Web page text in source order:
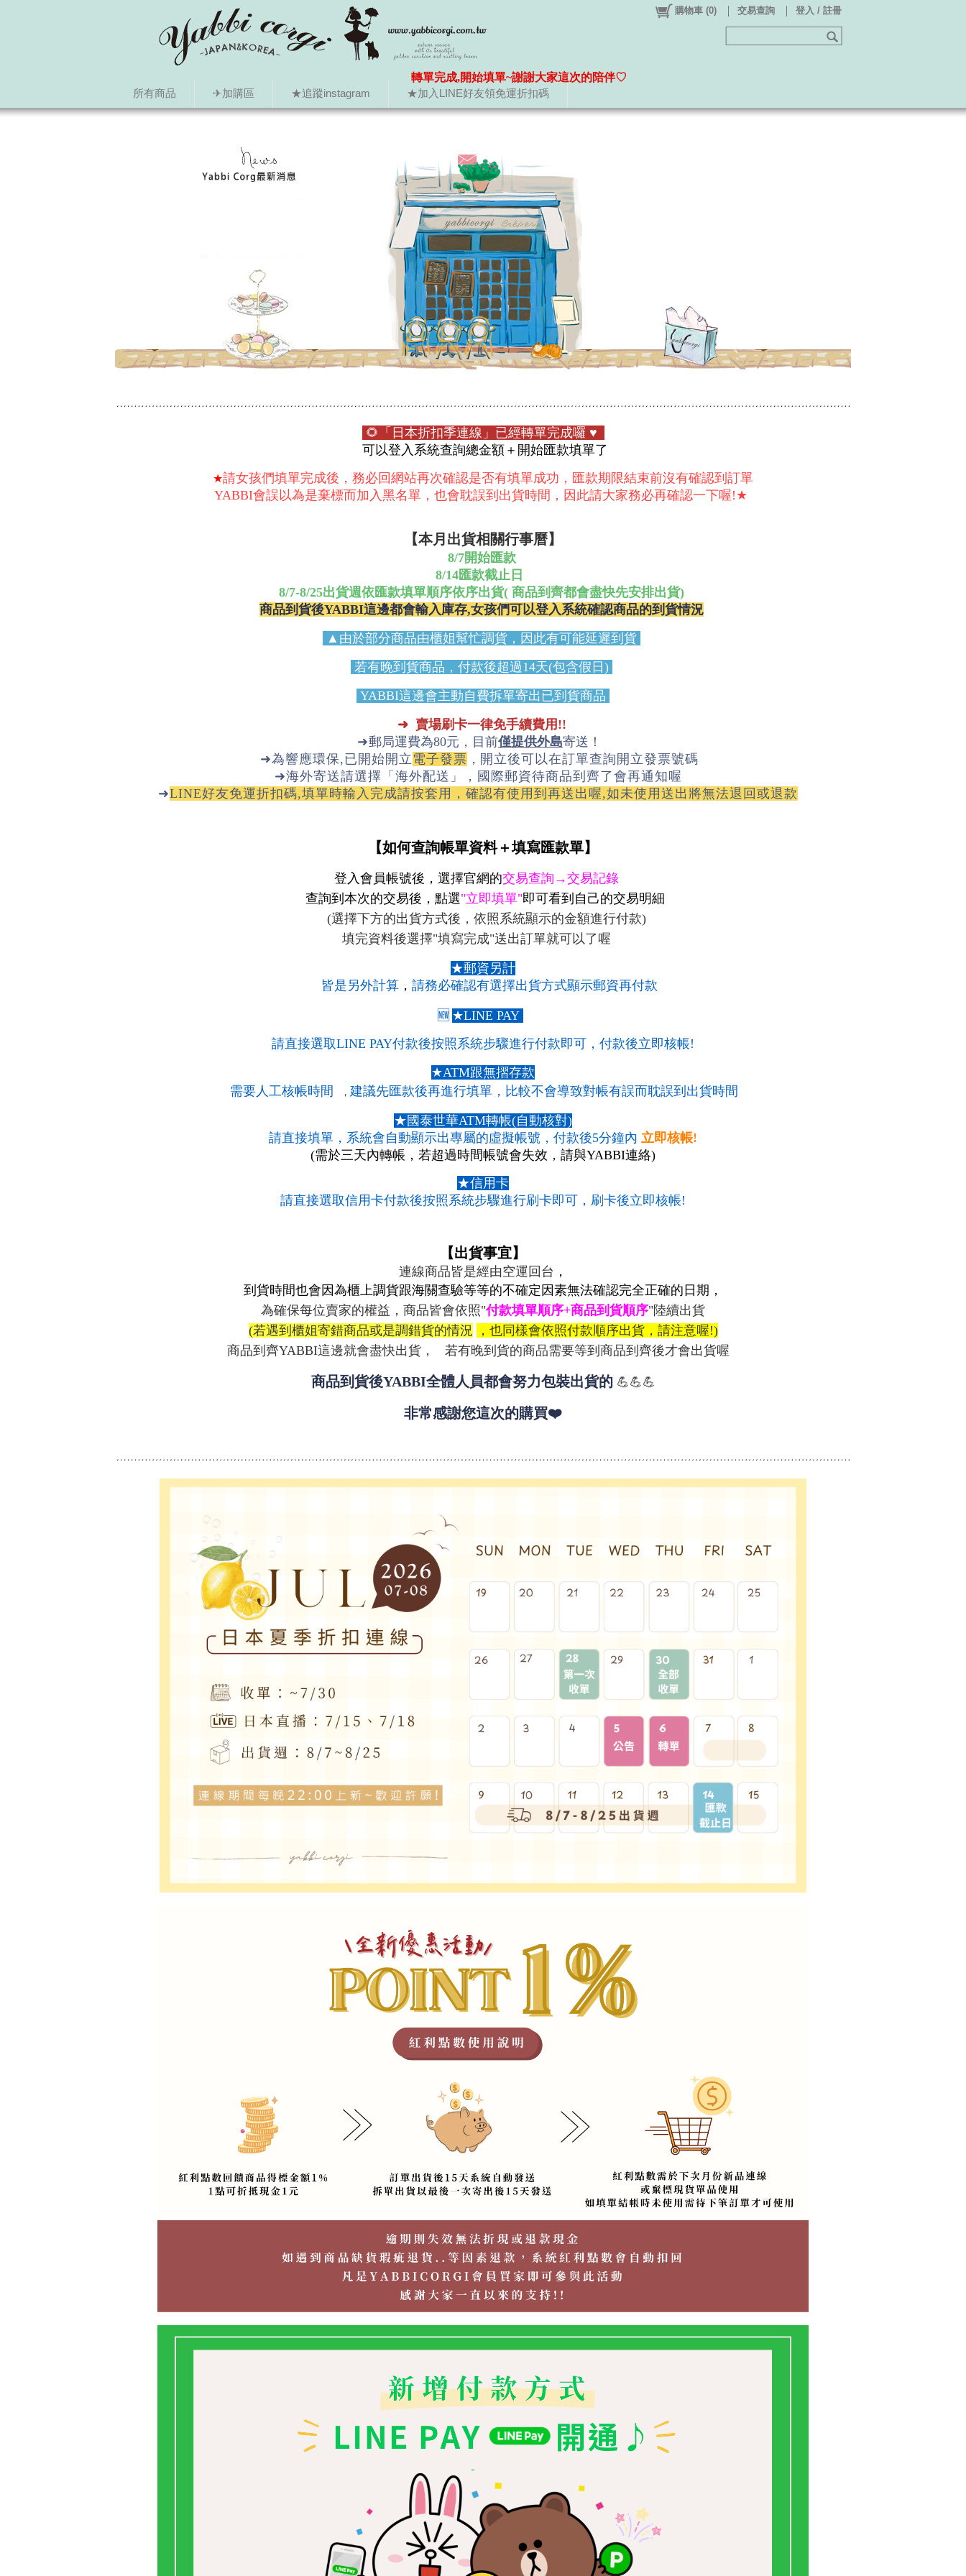
所有商品 ✈加購區 ★追蹤instagram ★加入LINE好友領免運折扣碼
購物車 (0) 交易查詢 登入 / 註冊
轉單完成,開始填單~謝謝大家這次的陪伴♡